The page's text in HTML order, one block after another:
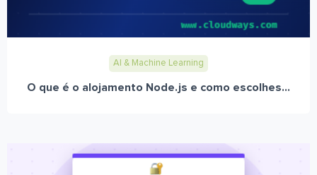
AI & Machine Learning
O que é o alojamento Node.js e como escolhes...